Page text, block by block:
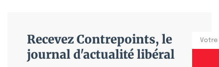
Recevez Contrepoints, le
journal d'actualité libéral